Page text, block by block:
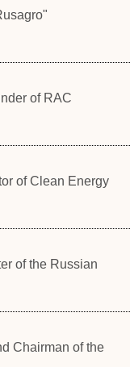
of RAC
of Clean Energy
of the Russian
Chairman of the